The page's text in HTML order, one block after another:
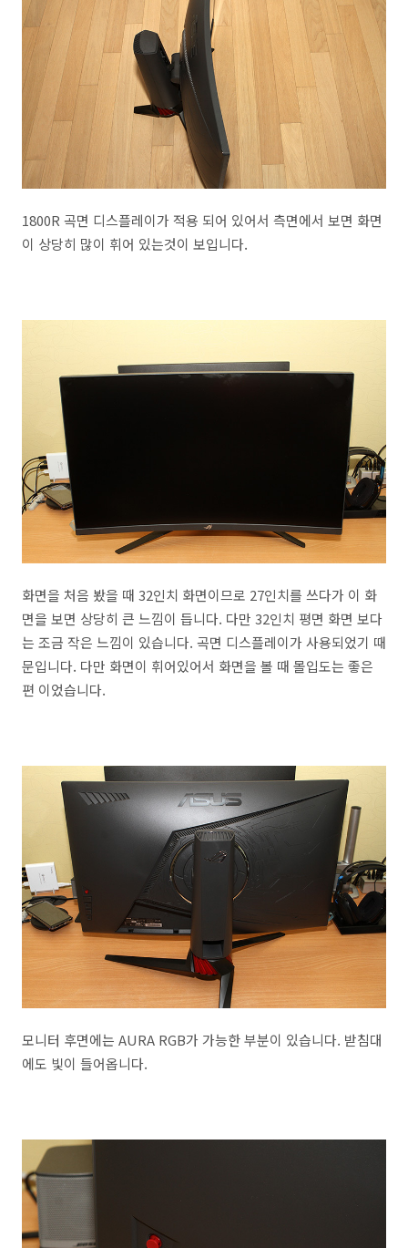
1800R 곡면 디스플레이가 적용 되어 있어서 측면에서 보면 화면
이 상당히 많이 휘어 있는것이 보입니다.
화면을 처음 봤을 때 32인치 화면이므로 27인치를 쓰다가 이 화
면을 보면 상당히 큰 느낌이 듭니다. 다만 32인치 평면 화면 보다
는 조금 작은 느낌이 있습니다. 곡면 디스플레이가 사용되었기 때
문입니다. 다만 화면이 휘어있어서 화면을 볼 때 몰입도는 좋은
편 이었습니다.
모니터 후면에는 AURA RGB가 가능한 부분이 있습니다. 받침대
에도 빛이 들어옵니다.